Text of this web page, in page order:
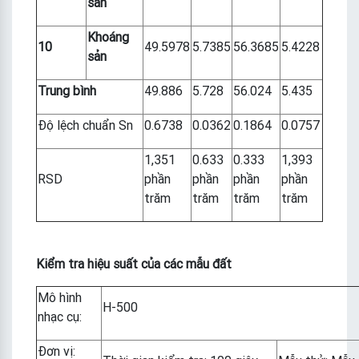
10
Khoáng
sản
49.5978 5.7385 56.3685 5.4228
Trung bình 49.886 5.728 56.024 5.435
Độ lệch chuẩn Sn 0.6738 0.03620.1864 0.0757
RSD
1,351
phần
trăm
0.633
phần
trăm
0.333
phần
trăm
1,393
phần
trăm
Kiểm tra hiệu suất của các mẫu đất
Mô hình
nhạc cụ:
H-500
Đơn vị: